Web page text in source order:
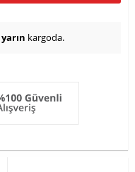
yarın kargoda.